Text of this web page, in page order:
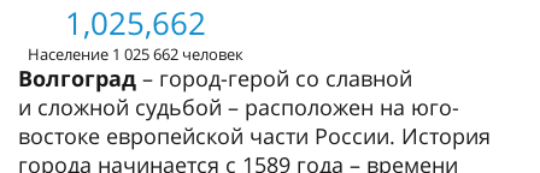
1,025,662
Население 1 025 662 человек
Волгоград – город-герой со славной
и сложной судьбой – расположен на юго-
востоке европейской части России. История
города начинается с 1589 года – времени